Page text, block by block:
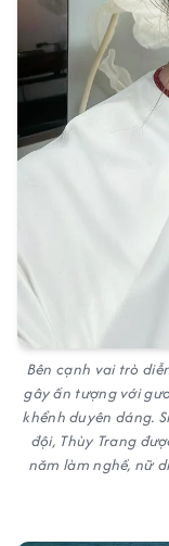
Bên cạnh vai trò
gây ấn tượng với
khểnh duyên dáng.
đội, Thùy Trang
năm làm nghề, nữ